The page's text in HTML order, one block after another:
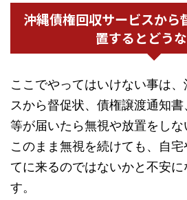
沖縄債権回収サービスから
置するとどう
ここでやってはいけない事は
スから督促状、債権譲渡通知
等が届いたら無視や放置をしな
このまま無視を続けても、自
てに来るのではないかと不安
す。